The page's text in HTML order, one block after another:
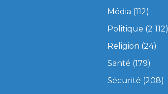
Média (112)
Politique (2 112)
Religion (24)
Santé (179)
Sécurité (208)